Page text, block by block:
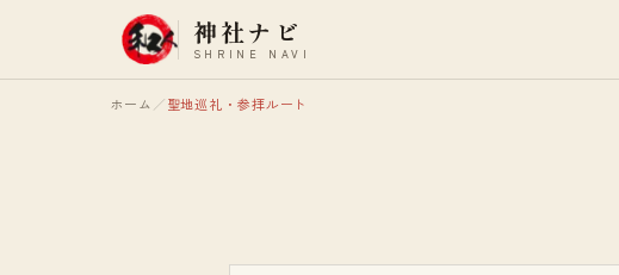
神社ナビ
SHRINE NAVI
ホーム ／聖地巡礼・参拝ルート